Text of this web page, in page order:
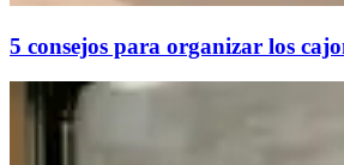
5 consejos para organizar los